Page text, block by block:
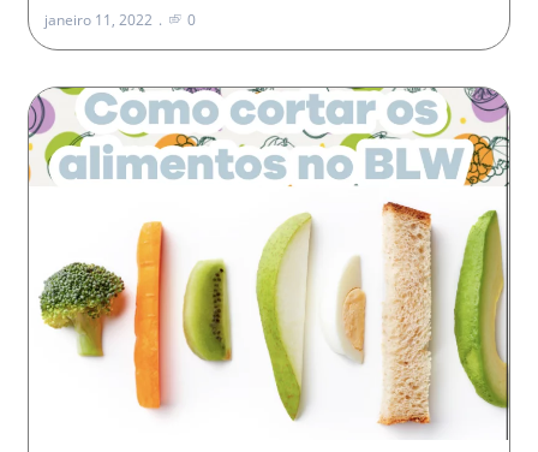
janeiro 11, 2022 0